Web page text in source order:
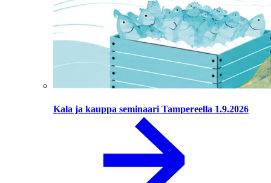
Kala ja kauppa seminaari Tampereella 1.9.2026